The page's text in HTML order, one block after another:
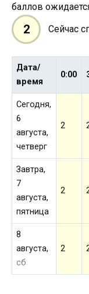
баллов
2 Сейчас
Дата/
время
0:00
Сегодня,
6
августа,
четверг
2
Завтра,
7
августа,
пятница
2
8
августа,
сб
2